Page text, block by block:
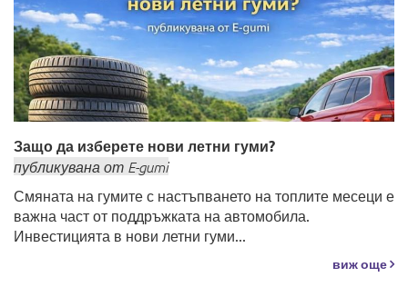
Защо да изберете нови летни гуми?
публикувана от E-gumi
Смяната на гумите с настъпването на топлите месеци е
важна част от поддръжката на автомобила.
Инвестицията в нови летни гуми...
виж още